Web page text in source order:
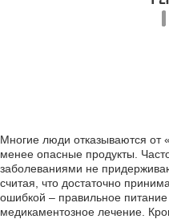
Многие люди отказываются от
менее опасные продукты.
заболеваниями не
считая, что достаточно
ошибкой – правильное питание
медикаментозное лечение.